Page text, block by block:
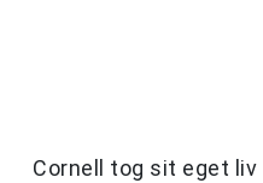
Cornell tog sit eget liv